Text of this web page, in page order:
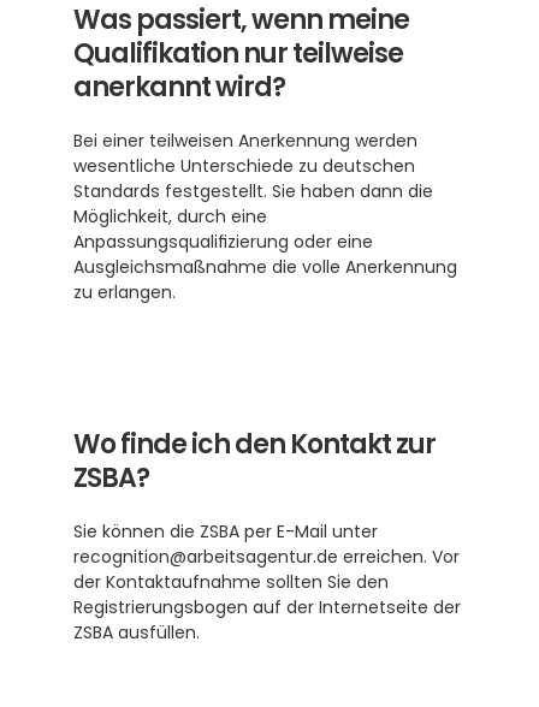
Was passiert, wenn meine
Qualifikation nur teilweise
anerkannt wird?
Bei einer teilweisen Anerkennung werden
wesentliche Unterschiede zu deutschen
Standards festgestellt. Sie haben dann die
Möglichkeit, durch eine
Anpassungsqualifizierung oder eine
Ausgleichsmaßnahme die volle Anerkennung
zu erlangen.
Wo finde ich den Kontakt zur
ZSBA?
Sie können die ZSBA per E-Mail unter
recognition@arbeitsagentur.de erreichen. Vor
der Kontaktaufnahme sollten Sie den
Registrierungsbogen auf der Internetseite der
ZSBA ausfüllen.